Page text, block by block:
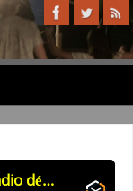
Equinoxe, la radio découverte